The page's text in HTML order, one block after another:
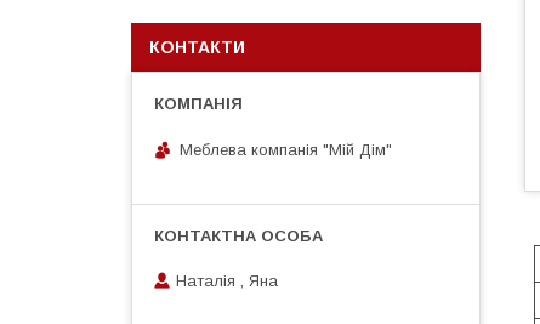
КОНТАКТИ
Меблева компанія "Мій Дім"
Наталія , Яна